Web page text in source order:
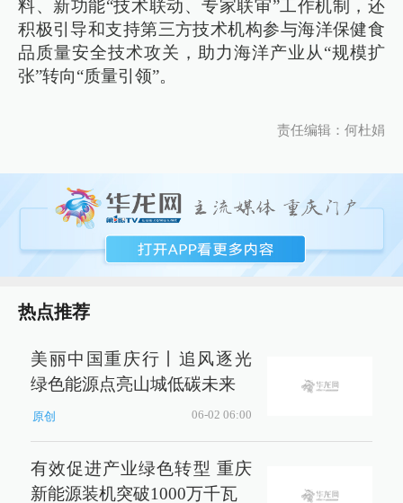
料、新功能“技术联动、专家联审”工作机制，还
积极引导和支持第三方技术机构参与海洋保健食
品质量安全技术攻关，助力海洋产业从“规模扩
张”转向“质量引领”。
责任编辑：何杜娟
热点推荐
美丽中国重庆行丨追风逐光
绿色能源点亮山城低碳未来
原创 06-02 06:00
有效促进产业绿色转型 重庆
新能源装机突破1000万千瓦